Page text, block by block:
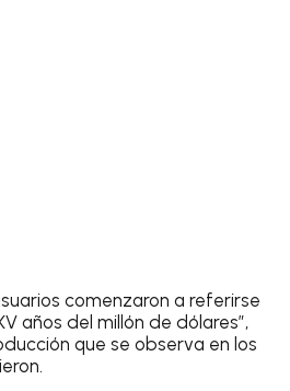
comenzaron a referirse
años del millón de dólares”,
que se observa en los